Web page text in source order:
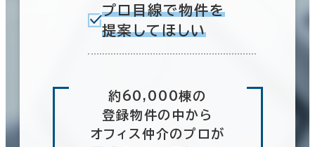
プロ目線で物件を
提案してほしい
約60,000棟の
登録物件の中から
オフィス仲介のプロが